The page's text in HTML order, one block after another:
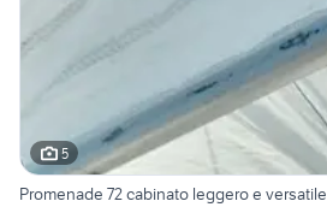
5
Promenade 72 cabinato leggero e versatile